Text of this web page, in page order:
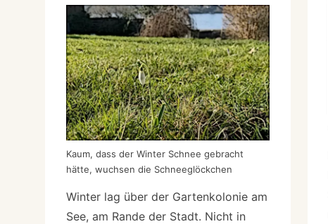
Kaum, dass der Winter Schnee gebracht
hätte, wuchsen die Schneeglöckchen
Winter lag über der Gartenkolonie am
See, am Rande der Stadt. Nicht in